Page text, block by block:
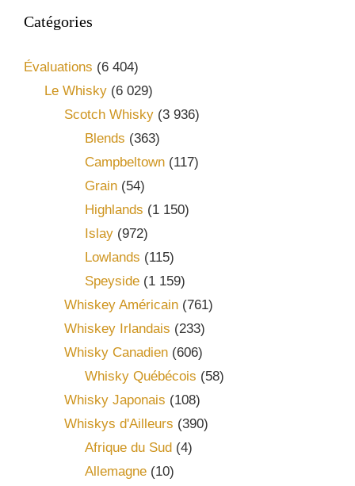
Catégories
Évaluations (6 404)
Le Whisky(6 029)
Scotch Whisky (3 936)
Blends (363)
Campbeltown(117)
Grain(54)
Highlands (1 150)
Islay(972)
Lowlands (115)
Speyside(1 159)
Whiskey Américain (761)
Whiskey Irlandais (233)
Whisky Canadien (606)
Whisky Québécois (58)
Whisky Japonais (108)
Whiskys d'Ailleurs (390)
Afrique du Sud (4)
Allemagne(10)